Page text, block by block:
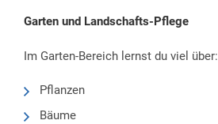
Garten und Landschafts-Pflege
Im Garten-Bereich lernst du viel über:
Pflanzen
Bäume